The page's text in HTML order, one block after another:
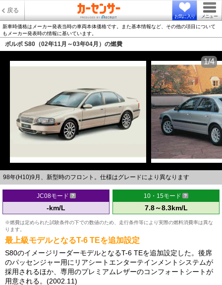
戻る
お気に入り メニュー
新車時価格はメーカー発表当時の車両本体価格です。また基本情報など、その他の項目について
もメーカー発表時の情報に基いています。
ボルボ S80（02年11月～03年04月）の燃費
98年(H10)9月、新型時のフロント。仕様はグレードにより異なります
1/4
JC08モード
-km/L
10・15モード
7.8～8.3km/L
※燃費は定められた試験条件の下での数値のため、走行条件等により実際の燃料消費率は異な
ります。
最上級モデルとなるT-6 TEを追加設定
S80のイメージリーダーモデルとなるT-6 TEを追加設定した。後席
のパッセンジャー用にリアシートエンターテインメントシステムが
採用されるほか、専用のプレミアムレザーのコンフォートシートが
用意される。(2002.11)